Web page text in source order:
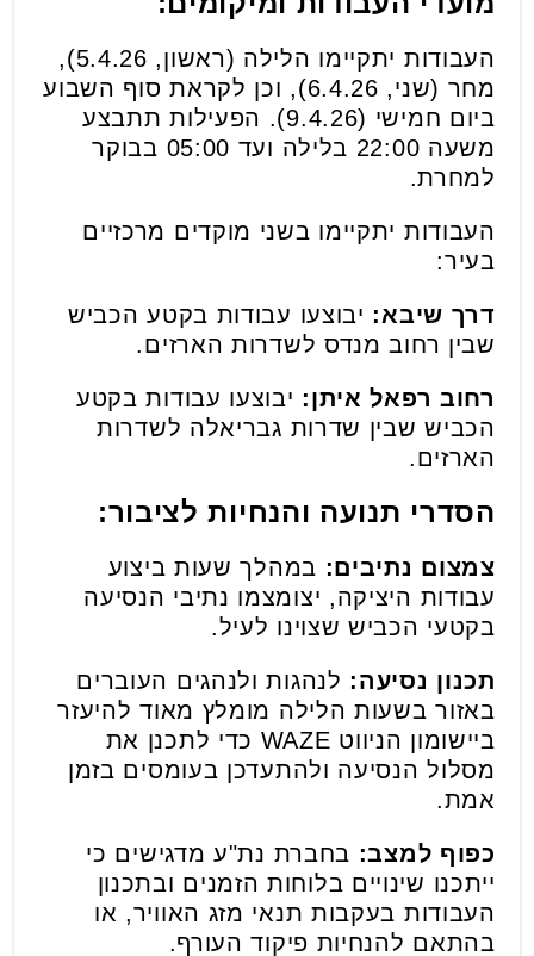
העבודות יתקיימו הלילה (ראשון, 5.4.26),
מחר (שני, 6.4.26), וכן לקראת סוף השבוע
ביום חמישי (9.4.26). הפעילות תתבצע
משעה 22:00 בלילה ועד 05:00 בבוקר
למחרת.
העבודות יתקיימו בשני מוקדים מרכזיים
בעיר:
דרך שיבא: יבוצעו עבודות בקטע הכביש
שבין רחוב מנדס לשדרות הארזים.
רחוב רפאל איתן: יבוצעו עבודות בקטע
הכביש שבין שדרות גבריאלה לשדרות
הארזים.
הסדרי תנועה והנחיות לציבור:
צמצום נתיבים: במהלך שעות ביצוע
עבודות היציקה, יצומצמו נתיבי הנסיעה
בקטעי הכביש שצוינו לעיל.
תכנון נסיעה: לנהגות ולנהגים העוברים
באזור בשעות הלילה מומלץ מאוד להיעזר
ביישומון הניווט WAZE כדי לתכנן את
מסלול הנסיעה ולהתעדכן בעומסים בזמן
אמת.
כפוף למצב: בחברת נת"ע מדגישים כי
ייתכנו שינויים בלוחות הזמנים ובתכנון
העבודות בעקבות תנאי מזג האוויר, או
בהתאם להנחיות פיקוד העורף.